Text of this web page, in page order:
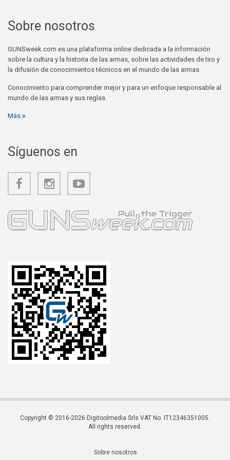
Sobre nosotros
GUNSweek.com es una plataforma online dedicada a la información
sobre la cultura y la historia de las armas, sobre las actividades de tiro y
la difusión de conocimientos técnicos en el mundo de las armas.
Conocimiento para comprender mejor y para un enfoque responsable al
mundo de las armas y sus reglas.
Más
Síguenos en
Copyright © 2016-2026 Digitoolmedia Srls VAT No. IT12346351005.
All rights reserved.
Sobre nosotros